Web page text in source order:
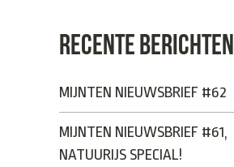
RECENTE BERICHTEN
MIJNTEN NIEUWSBRIEF #62
MIJNTEN NIEUWSBRIEF #61,
NATUURIJS SPECIAL!